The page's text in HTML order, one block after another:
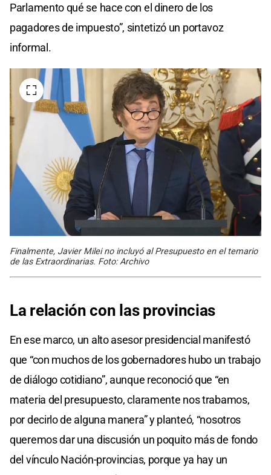
Parlamento qué se hace con el dinero de los
pagadores de impuesto”, sintetizó un portavoz
informal.
Finalmente, Javier Milei no incluyó al Presupuesto en el temario
de las Extraordinarias. Foto: Archivo
La relación con las provincias
En ese marco, un alto asesor presidencial manifestó
que “con muchos de los gobernadores hubo un trabajo
de diálogo cotidiano”, aunque reconoció que “en
materia del presupuesto, claramente nos trabamos,
por decirlo de alguna manera” y planteó, “nosotros
queremos dar una discusión un poquito más de fondo
del vínculo Nación-provincias, porque ya hay un